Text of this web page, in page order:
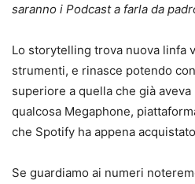
saranno i Podcast a farla da
Lo storytelling trova nuova linfa
strumenti, e rinasce potendo
superiore a quella che già aveva
qualcosa Megaphone,
che Spotify ha appena
Se guardiamo ai numeri